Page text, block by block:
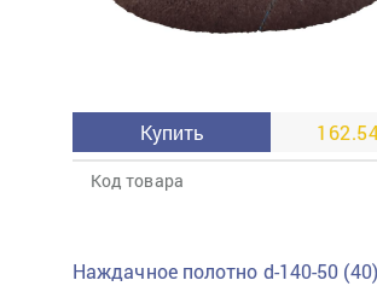
Купить
Код товара
Наждачное полотно d-140-50 (40)